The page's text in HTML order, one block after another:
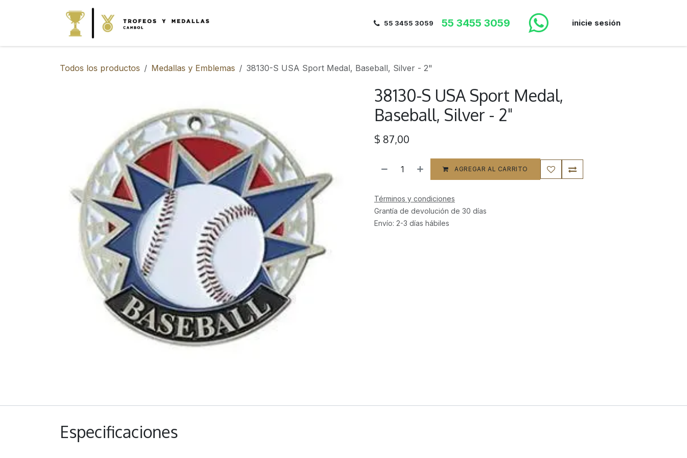
55 3455 3059 55 3455 3059 inicie sesión
Todos los productos Medallas y Emblemas 38130-S USA Sport Medal, Baseball, Silver - 2"
38130-S USA Sport Medal,
Baseball, Silver - 2"
$ 87,00
AGREGAR AL CARRITO
Términos y condiciones
Grantía de devolución de 30 días
Envío: 2-3 días hábiles
Especificaciones